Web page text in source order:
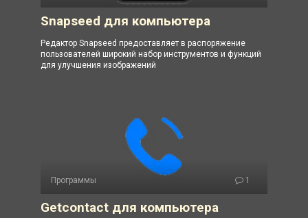
Snapseed для компьютера
Редактор Snapseed предоставляет в распоряжение
пользователей широкий набор инструментов и функций
для улучшения изображений
Программы 1
Getcontact для компьютера